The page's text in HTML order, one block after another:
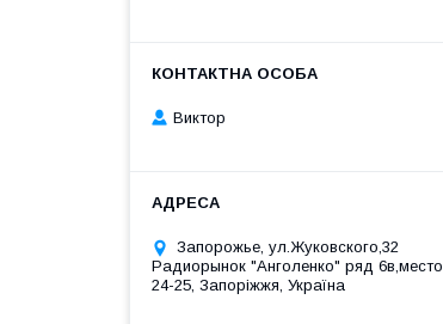
Виктор
Запорожье, ул.Жуковского,32
Радиорынок "Анголенко" ряд 6в,место
24-25, Запоріжжя, Україна